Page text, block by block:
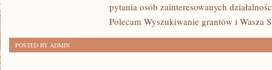
pytania osób zainteresowanych
Polecam Wyszukiwanie grantów i Wasza
POSTED BY ADMIN